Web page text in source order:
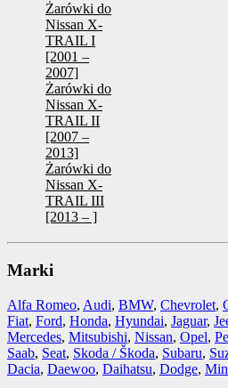
Żarówki do
Nissan X-
TRAIL I
[2001 –
2007]
Żarówki do
Nissan X-
TRAIL II
[2007 –
2013]
Żarówki do
Nissan X-
TRAIL III
[2013 – ]
Marki
Alfa Romeo, Audi, BMW, Chevrolet,
Fiat, Ford, Honda, Hyundai, Jaguar,
Mercedes, Mitsubishi, Nissan, Opel,
Saab, Seat, Skoda / Škoda, Subaru,
Dacia, Daewoo, Daihatsu, Dodge,